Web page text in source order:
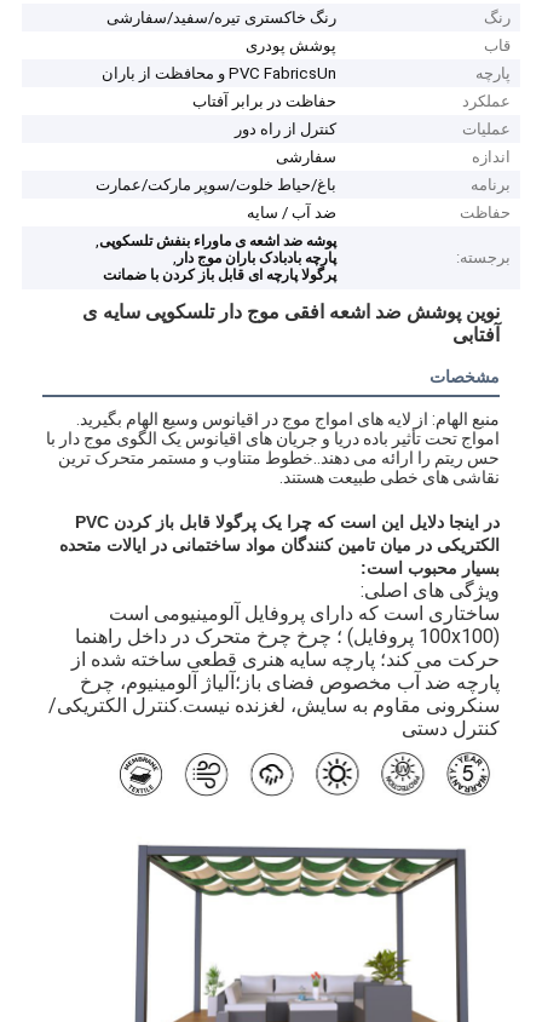
رنگ
رنگ خاکستری تیره/سفید/سفارشی
قاب
پوشش پودری
پارچه
PVC FabricsUn و محافظت از باران
عملکرد
حفاظت در برابر آفتاب
عملیات
کنترل از راه دور
اندازه
سفارشی
برنامه
باغ/حیاط خلوت/سوپر مارکت/عمارت
حفاظت
ضد آب / سایه
برجسته:
پوشه ضد اشعه ی ماوراء بنفش تلسکوپی,
پارچه بادبادک باران موج دار ,
پرگولا پارچه ای قابل باز کردن با ضمانت
نوین پوشش ضد اشعه افقی موج دار تلسکوپی سایه ی
آفتابی
مشخصات
منبع الهام: از لایه های امواج موج در اقیانوس وسیع الهام بگیرید.
امواج تحت تأثیر باده دریا و جریان های اقیانوس یک الگوی موج دار با
حس ریتم را ارائه می دهند..خطوط متناوب و مستمر متحرک ترین
نقاشی های خطی طبیعت هستند.
در اینجا دلایل این است که چرا یک پرگولا قابل باز کردن PVC
الکتریکی در میان تامین کنندگان مواد ساختمانی در ایالات متحده
بسیار محبوب است:
ویژگی های اصلی:
ساختاری است که دارای پروفایل آلومینیومی است
(100x100 پروفایل) ؛ چرخ چرخ متحرک در داخل راهنما
حرکت می کند؛ پارچه سایه هنری قطعی ساخته شده از
پارچه ضد آب مخصوص فضای باز؛آلیاژ آلومینیوم، چرخ
سنکرونی مقاوم به سایش، لغزنده نیست.کنترل الکتریکی/
کنترل دستی